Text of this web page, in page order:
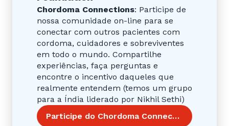
Chordoma Connections: Participe de
nossa comunidade on-line para se
conectar com outros pacientes com
cordoma, cuidadores e sobreviventes
em todo o mundo. Compartilhe
experiências, faça perguntas e
encontre o incentivo daqueles que
realmente entendem (temos um grupo
para a Índia liderado por Nikhil Sethi)
Participe do Chordoma Connections